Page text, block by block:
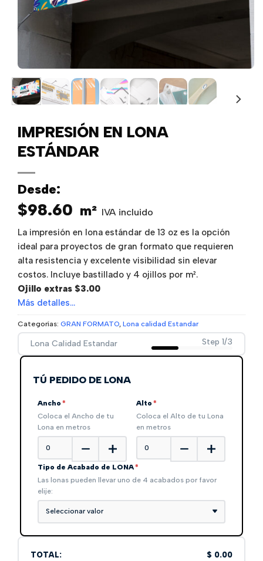
IMPRESIÓN EN LONA
ESTÁNDAR
Desde:
$98.60 m² IVA incluido
La impresión en lona estándar de 13 oz es la opción
ideal para proyectos de gran formato que requieren
alta resistencia y excelente visibilidad sin elevar
costos. Incluye bastillado y 4 ojillos por m².
Ojillo extras $3.00
Más detalles…
Categorías: GRAN FORMATO Lona calidad Estandar
Lona Calidad Estandar Step 1/3
TÚ PEDIDO DE LONA
Ancho *
Coloca el Ancho de tu
Lona en metros
Alto *
Coloca el Alto de tu Lona
en metros
Tipo de Acabado de LONA*
Las lonas pueden llevar uno de 4 acabados por favor
elije:
Seleccionar valor
TOTAL:
$ 0.00